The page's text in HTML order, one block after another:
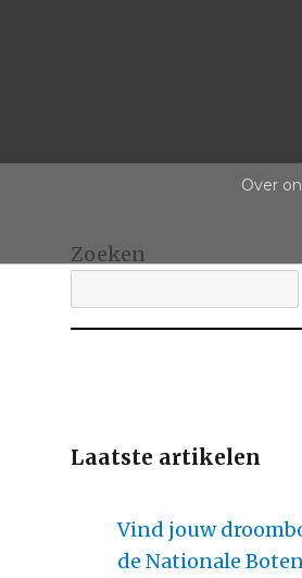
Over
Zoeken
Laatste artikelen
Vind jouw
de Nationale